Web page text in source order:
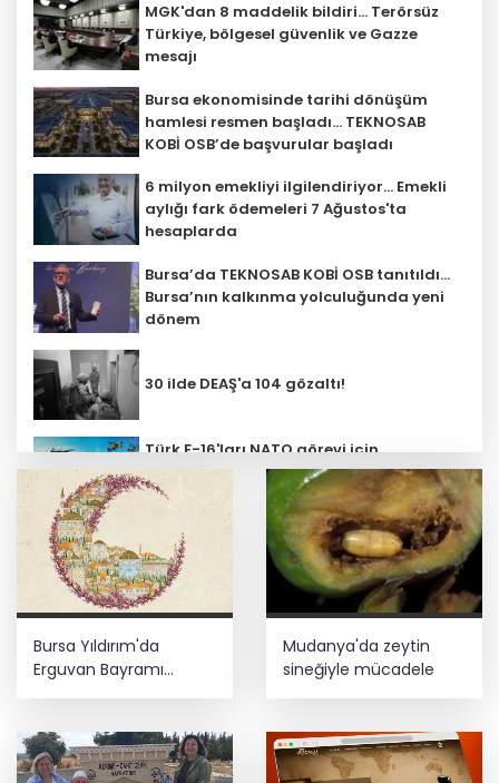
MGK'dan 8 maddelik bildiri... Terörsüz
Türkiye, bölgesel güvenlik ve Gazze
mesajı
Bursa ekonomisinde tarihi dönüşüm
hamlesi resmen başladı... TEKNOSAB
KOBİ OSB’de başvurular başladı
6 milyon emekliyi ilgilendiriyor... Emekli
aylığı fark ödemeleri 7 Ağustos'ta
hesaplarda
Bursa’da TEKNOSAB KOBİ OSB tanıtıldı...
Bursa’nın kalkınma yolculuğunda yeni
dönem
30 ilde DEAŞ'a 104 gözaltı!
Türk F-16'ları NATO görevi için
Estonya'da... MSB yerli savunma
sistemleriyle güçleniyor
Fındık alım fiyatları açıklandı... Alımlar
24 Ağustos'ta başlıyor
YÖK'ten uluslararası mezunlara ikamet
kolaylığı... Süre 2 yıla kadar
uzatılabilecek
şüpheli ölümü yeniden kapsamlı şekilde
incelenecek
Bursa Yıldırım'da
Erguvan Bayramı
minyatürle geleceğe
Mudanya'da zeytin
sineğiyle mücadele